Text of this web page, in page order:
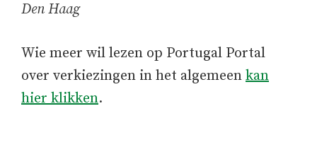
Den Haag
Wie meer wil lezen op Portugal Portal
over verkiezingen in het algemeen kan
hier klikken.